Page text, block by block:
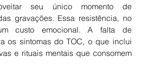
seu único momento de
gravações. Essa resistência, no
custo emocional. A falta de
os sintomas do TOC, o que inclui
e rituais mentais que consomem